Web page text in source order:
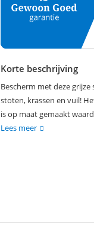
Korte beschrijving
Bescherm met deze
stoten, krassen en vuil!
is op maat gemaakt
Lees meer